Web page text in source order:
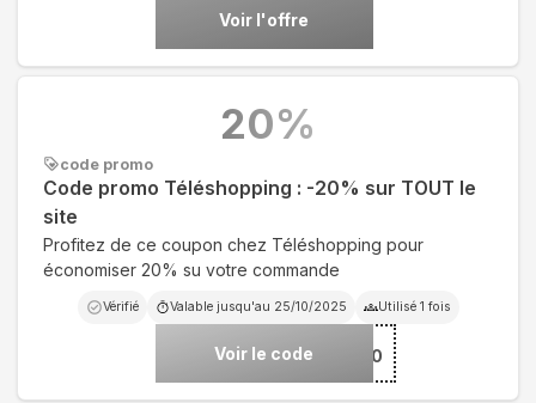
Voir l'offre
code promo
Code promo Téléshopping : -20% sur TOUT le
site
Profitez de ce coupon chez Téléshopping pour
économiser 20% su votre commande
Vérifié Valable jusqu'au 25/10/2025 Utilisé 1 fois
Voir le code ***L20
20%